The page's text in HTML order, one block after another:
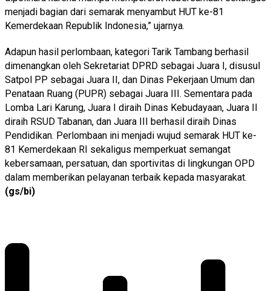
menjadi bagian dari semarak menyambut HUT ke-81
Kemerdekaan Republik Indonesia,” ujarnya.
Adapun hasil perlombaan, kategori Tarik Tambang berhasil
dimenangkan oleh Sekretariat DPRD sebagai Juara I, disusul
Satpol PP sebagai Juara II, dan Dinas Pekerjaan Umum dan
Penataan Ruang (PUPR) sebagai Juara III. Sementara pada
Lomba Lari Karung, Juara I diraih Dinas Kebudayaan, Juara II
diraih RSUD Tabanan, dan Juara III berhasil diraih Dinas
Pendidikan. Perlombaan ini menjadi wujud semarak HUT ke-
81 Kemerdekaan RI sekaligus memperkuat semangat
kebersamaan, persatuan, dan sportivitas di lingkungan OPD
dalam memberikan pelayanan terbaik kepada masyarakat.
(gs/bi)